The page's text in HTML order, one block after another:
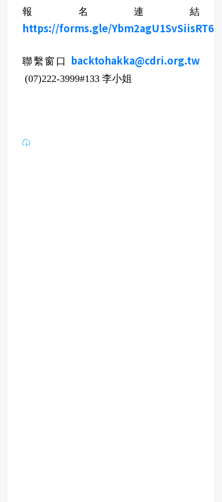
報名連結
https://forms.gle/Ybm2agU1SvSiisRT6
聯繫窗口 backtohakka@cdri.org.tw
(07)222-3999#133 李小姐